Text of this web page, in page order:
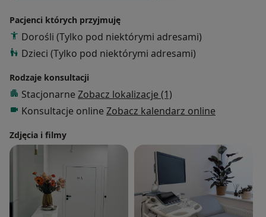
Pacjenci których przyjmuję
Dorośli (Tylko pod niektórymi adresami)
Dzieci (Tylko pod niektórymi adresami)
Rodzaje konsultacji
Stacjonarne Zobacz lokalizacje (1)
Konsultacje online Zobacz kalendarz online
Zdjęcia i filmy